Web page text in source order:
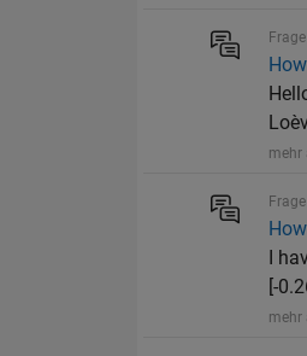
Frage
mehr
Frage
I
[-
mehr